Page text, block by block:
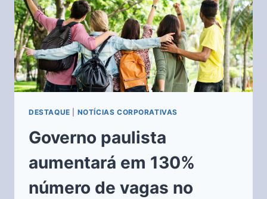
DESTAQUE NOTÍCIAS CORPORATIVAS
Governo paulista
aumentará em 130%
número de vagas no